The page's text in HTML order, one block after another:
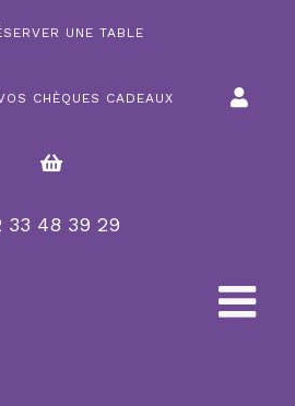
UNE TABLE
CHÈQUES CADEAUX
33 48 39 29